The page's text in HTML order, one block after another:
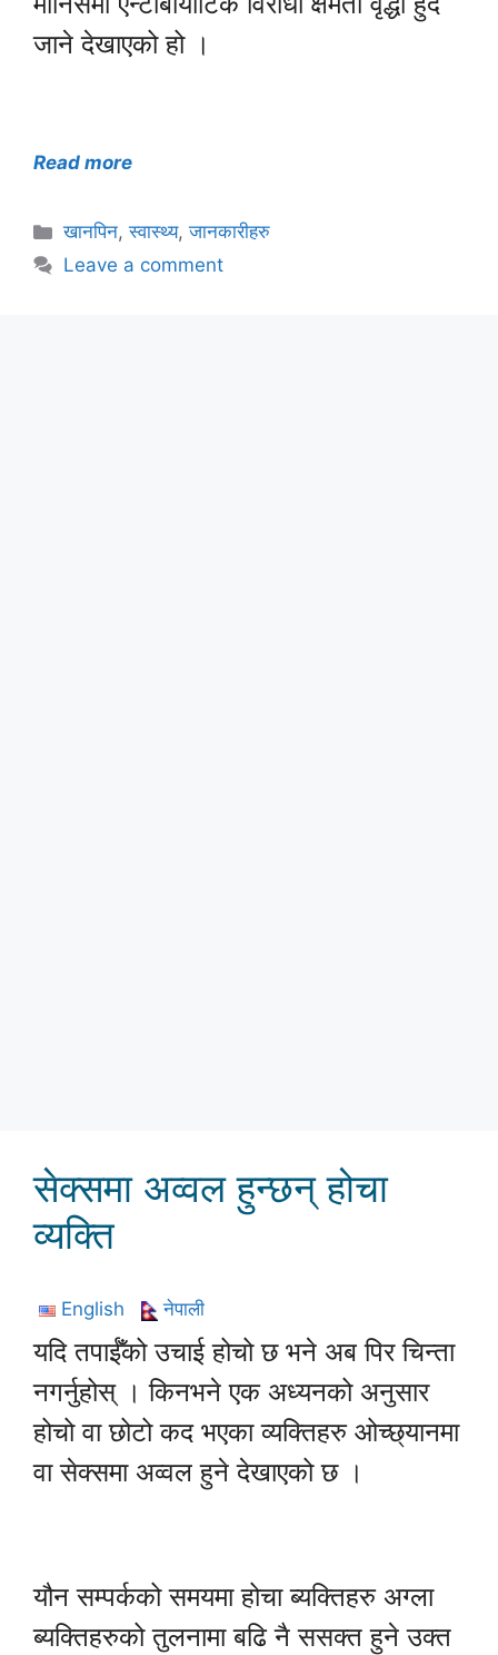
जाने देखाएको हो ।
Read more
Categories
खानपिन,स्वास्थ्य,जानकारीहरु
Leave a comment
सेक्समा अव्वल हुन्छन् होचा
व्यक्ति
English नेपाली
यदि तपाईँको उचाई होचो छ भने अब पिर चिन्ता
नगर्नुहोस् । किनभने एक अध्यनको अनुसार
होचो वा छोटो कद भएका व्यक्तिहरु ओच्छ्यानमा
वा सेक्समा अव्वल हुने देखाएको छ ।
यौन सम्पर्कको समयमा होचा ब्यक्तिहरु अग्ला
ब्यक्तिहरुको तुलनामा बढि नै ससक्त हुने उक्त